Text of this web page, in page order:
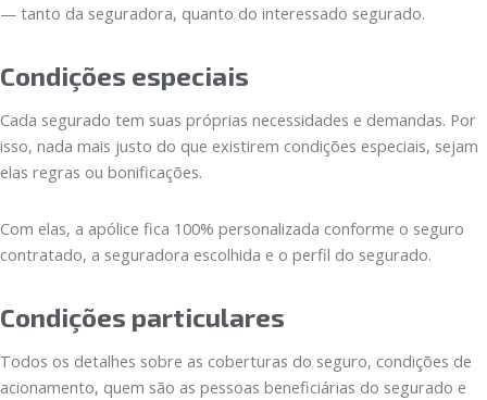
— tanto da seguradora, quanto do interessado segurado.
Condições especiais
Cada segurado tem suas próprias necessidades e demandas. Por
isso, nada mais justo do que existirem condições especiais, sejam
elas regras ou bonificações.
Com elas, a apólice fica 100% personalizada conforme o seguro
contratado, a seguradora escolhida e o perfil do segurado.
Condições particulares
Todos os detalhes sobre as coberturas do seguro, condições de
acionamento, quem são as pessoas beneficiárias do segurado e